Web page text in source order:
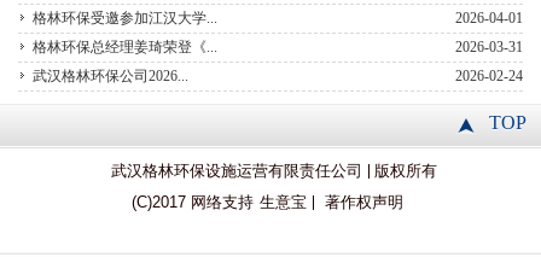
2026-04-01
格林环保受邀参加江汉大学...
2026-03-31
格林环保总经理姜琦荣登《...
2026-02-24
武汉格林环保公司2026...
TOP
武汉格林环保设施运营有限责任公司
版权所有
(C)2017 网络支持 生意宝 著作权声明